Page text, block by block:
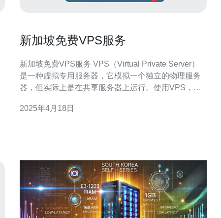
新加坡免费VPS服务
新加坡免费VPS服务 VPS（Virtual Private Server）
是一种虚拟专用服务器，它模拟一个独立的物理服务
器，但实际上是在共享服务器上运行。使用VPS，您
和稳定性。 新加坡是亚洲的科技和金融中心，其网络
2025年4月18日